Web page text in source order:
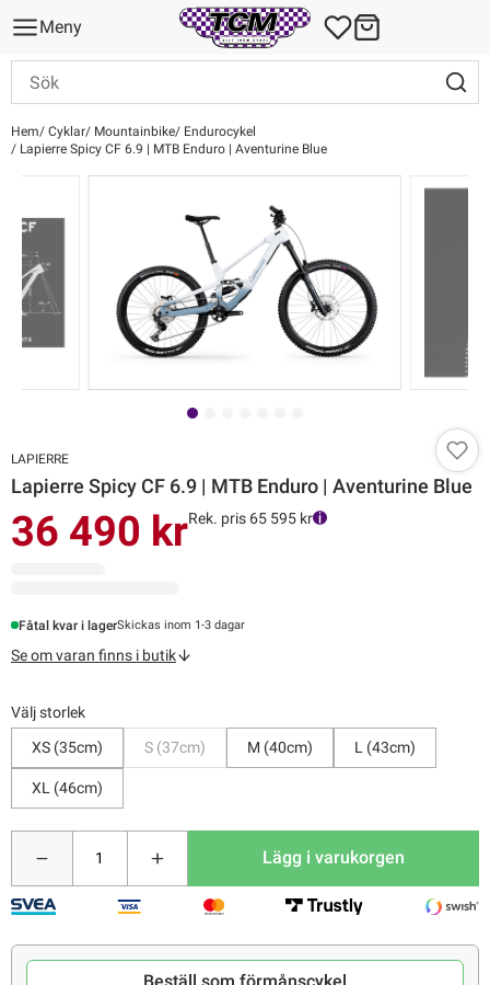
Meny
Hem Cyklar Mountainbike
Endurocykel
Lapierre Spicy CF 6.9 | MTB Enduro | Aventurine Blue
LAPIERRE
Lapierre Spicy CF 6.9 | MTB Enduro | Aventurine Blue
36 490 krRek. pris 65 595 kr
Fåtal kvar i lagerSkickas inom 1-3 dagar
Se om varan finns i butik
Välj storlek
XS (35cm)
S (37cm) M (40cm) L (43cm)
XL (46cm)
Lägg i varukorgen